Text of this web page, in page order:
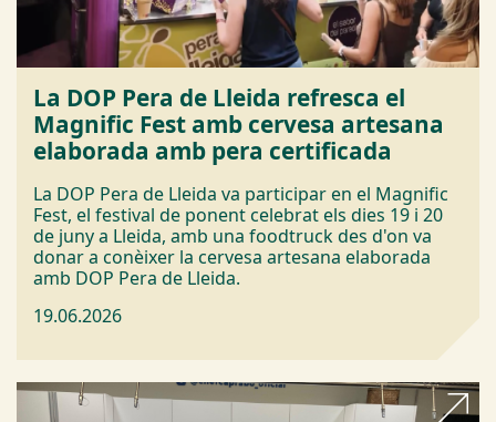
La DOP Pera de Lleida refresca el
Magnific Fest amb cervesa artesana
elaborada amb pera certificada
La DOP Pera de Lleida va participar en el Magnific
Fest, el festival de ponent celebrat els dies 19 i 20
de juny a Lleida, amb una foodtruck des d'on va
donar a conèixer la cervesa artesana elaborada
amb DOP Pera de Lleida.
19.06.2026